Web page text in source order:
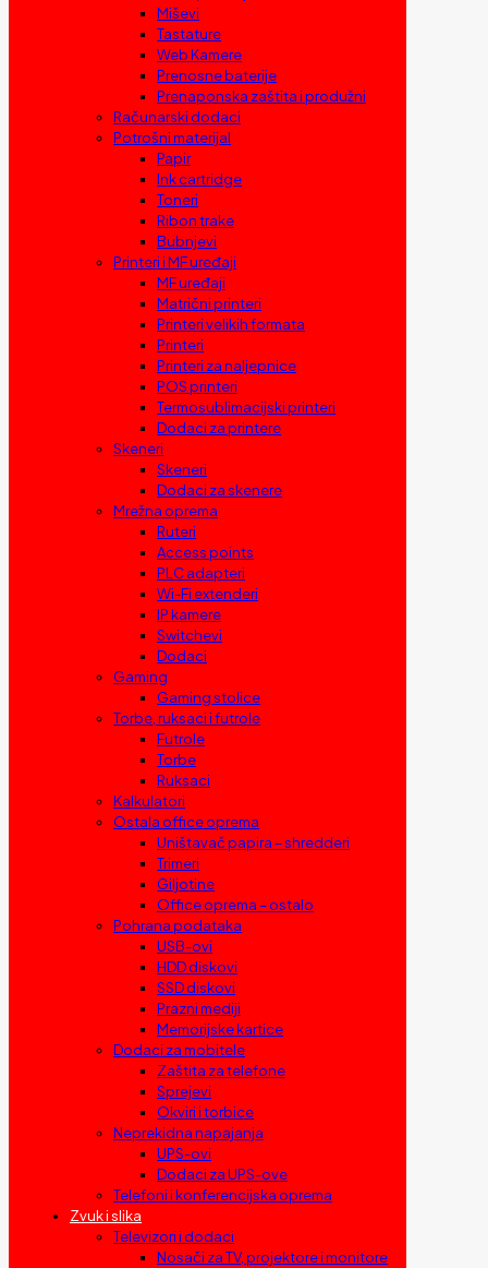
Miševi
Tastature
Web Kamere
Prenosne baterije
Prenaponska zaštita i produžni
Računarski dodaci
Potrošni materijal
Papir
Ink cartridge
Toneri
Ribon trake
Bubnjevi
Printeri i MF uređaji
MF uređaji
Matrični printeri
Printeri velikih formata
Printeri
Printeri za naljepnice
POS printeri
Termosublimacijski printeri
Dodaci za printere
Skeneri
Skeneri
Dodaci za skenere
Mrežna oprema
Ruteri
Access points
PLC adapteri
Wi-Fi extenderi
IP kamere
Switchevi
Dodaci
Gaming
Gaming stolice
Torbe, ruksaci i futrole
Futrole
Torbe
Ruksaci
Kalkulatori
Ostala office oprema
Uništavač papira – shredderi
Trimeri
Giljotine
Office oprema – ostalo
Pohrana podataka
USB-ovi
HDD diskovi
SSD diskovi
Prazni mediji
Memorijske kartice
Dodaci za mobitele
Zaštita za telefone
Sprejevi
Okviri i torbice
Neprekidna napajanja
UPS-ovi
Dodaci za UPS-ove
Telefoni i konferencijska oprema
Zvuk i slika
Televizori i dodaci
Nosači za TV, projektore i monitore